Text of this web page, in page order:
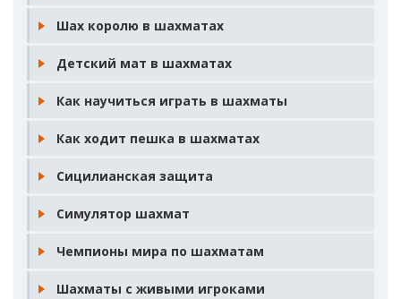
Шах королю в шахматах
Детский мат в шахматах
Как научиться играть в шахматы
Как ходит пешка в шахматах
Сицилианская защита
Симулятор шахмат
Чемпионы мира по шахматам
Шахматы с живыми игроками